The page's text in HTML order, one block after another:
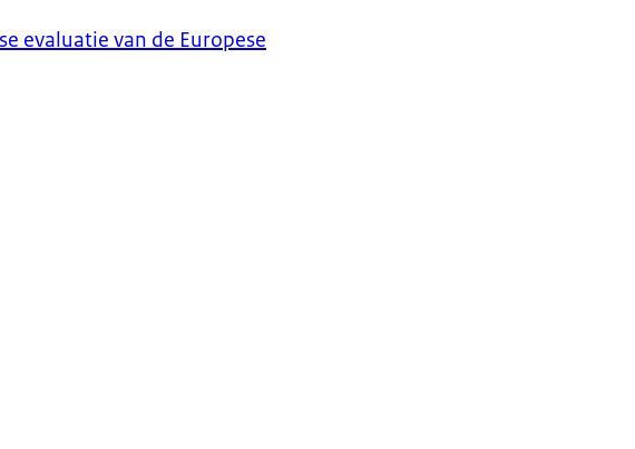
evaluatie van de Europese